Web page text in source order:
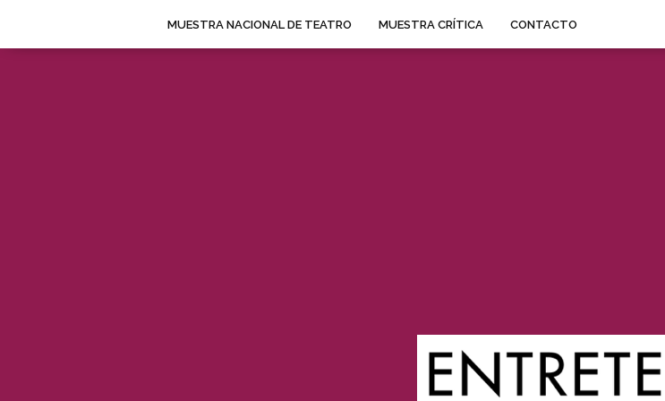
MUESTRA NACIONAL DE TEATRO MUESTRA CRÍTICA CONTACTO